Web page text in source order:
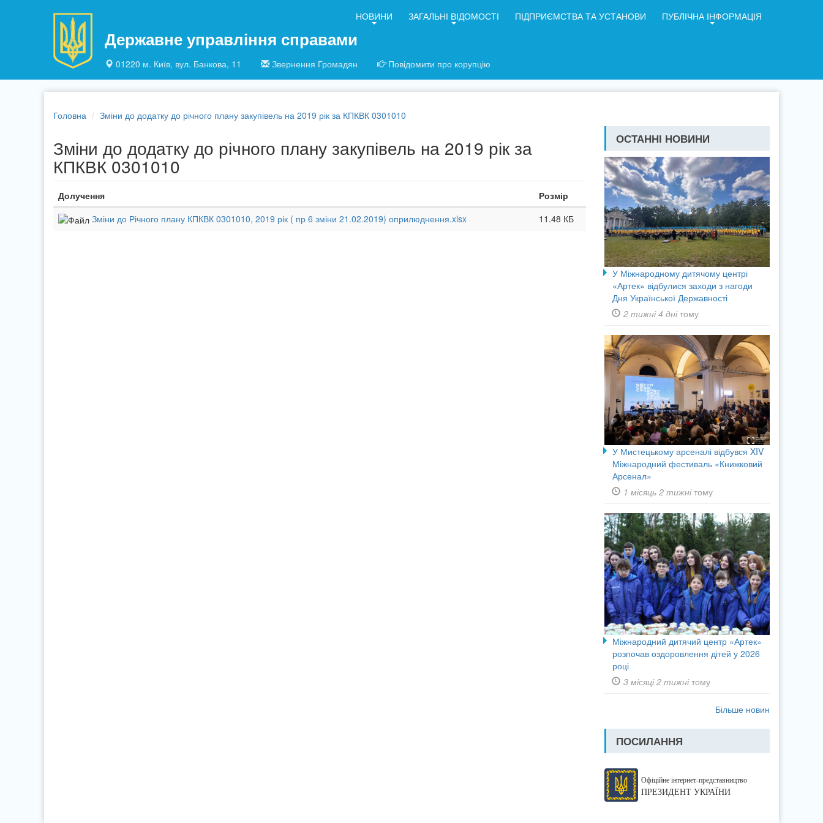
Державне управління справами
01220 м. Київ, вул. Банкова, 11 Звернення Громадян Повідомити про корупцію
НОВИНИ ЗАГАЛЬНІ ВІДОМОСТІ ПІДПРИЄМСТВА ТА УСТАНОВИ ПУБЛІЧНА ІНФОРМАЦІЯ
Головна Зміни до додатку до річного плану закупівель на 2019 рік за КПКВК 0301010
Зміни до додатку до річного плану закупівель на 2019 рік за
КПКВК 0301010
Долучення
Розмір
Зміни до Річного плану КПКВК 0301010, 2019 рік ( пр 6 зміни 21.02.2019) оприлюднення.xlsx
11.48 КБ
ОСТАННІ НОВИНИ
У Міжнародному дитячому центрі
«Артек» відбулися заходи з нагоди
Дня Української Державності
2 тижні 4 днітому
У Мистецькому арсеналі відбувся XIV
Міжнародний фестиваль «Книжковий
Арсенал»
1 місяць 2 тижнітому
Міжнародний дитячий центр «Артек»
розпочав оздоровлення дітей у 2026
році
3 місяці 2 тижнітому
Більше новин
ПОСИЛАННЯ
Офіційне інтернет-представництво
ПРЕЗИДЕНТ УКРАЇНИ